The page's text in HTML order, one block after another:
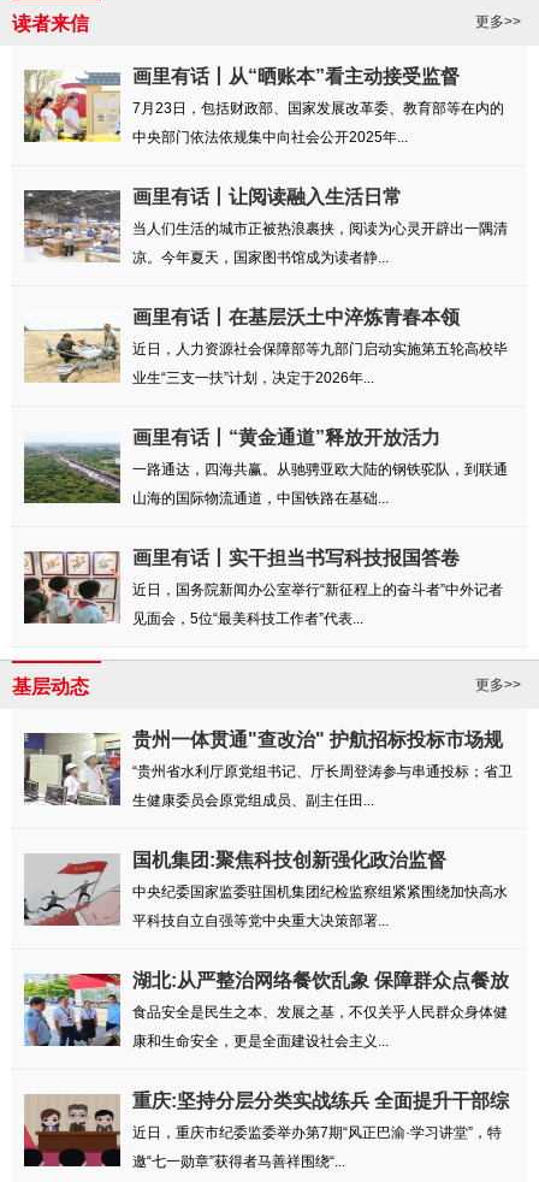
读者来信 更多>>
画里有话丨从“晒账本”看主动接受监督
7月23日，包括财政部、国家发展改革委、教育部等在内的
中央部门依法依规集中向社会公开2025年...
画里有话丨让阅读融入生活日常
当人们生活的城市正被热浪裹挟，阅读为心灵开辟出一隅清
凉。今年夏天，国家图书馆成为读者静...
画里有话丨在基层沃土中淬炼青春本领
近日，人力资源社会保障部等九部门启动实施第五轮高校毕
业生“三支一扶”计划，决定于2026年...
画里有话丨“黄金通道”释放开放活力
一路通达，四海共赢。从驰骋亚欧大陆的钢铁驼队，到联通
山海的国际物流通道，中国铁路在基础...
画里有话丨实干担当书写科技报国答卷
近日，国务院新闻办公室举行“新征程上的奋斗者”中外记者
见面会，5位“最美科技工作者”代表...
基层动态 更多>>
贵州一体贯通"查改治" 护航招标投标市场规
范...
“贵州省水利厅原党组书记、厅长周登涛参与串通投标；省卫
生健康委员会原党组成员、副主任田...
国机集团:聚焦科技创新强化政治监督
中央纪委国家监委驻国机集团纪检监察组紧紧围绕加快高水
平科技自立自强等党中央重大决策部署...
湖北:从严整治网络餐饮乱象 保障群众点餐放
心...
食品安全是民生之本、发展之基，不仅关乎人民群众身体健
康和生命安全，更是全面建设社会主义...
重庆:坚持分层分类实战练兵 全面提升干部综
合...
近日，重庆市纪委监委举办第7期“风正巴渝·学习讲堂”，特
邀“七一勋章”获得者马善祥围绕“...